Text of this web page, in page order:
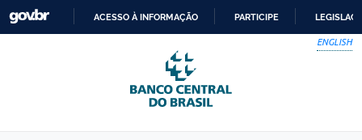
Skip to main content
PARA
O
CONTEÚDO
ACESSO À INFORMAÇÃO PARTICIPE
ENGLISH